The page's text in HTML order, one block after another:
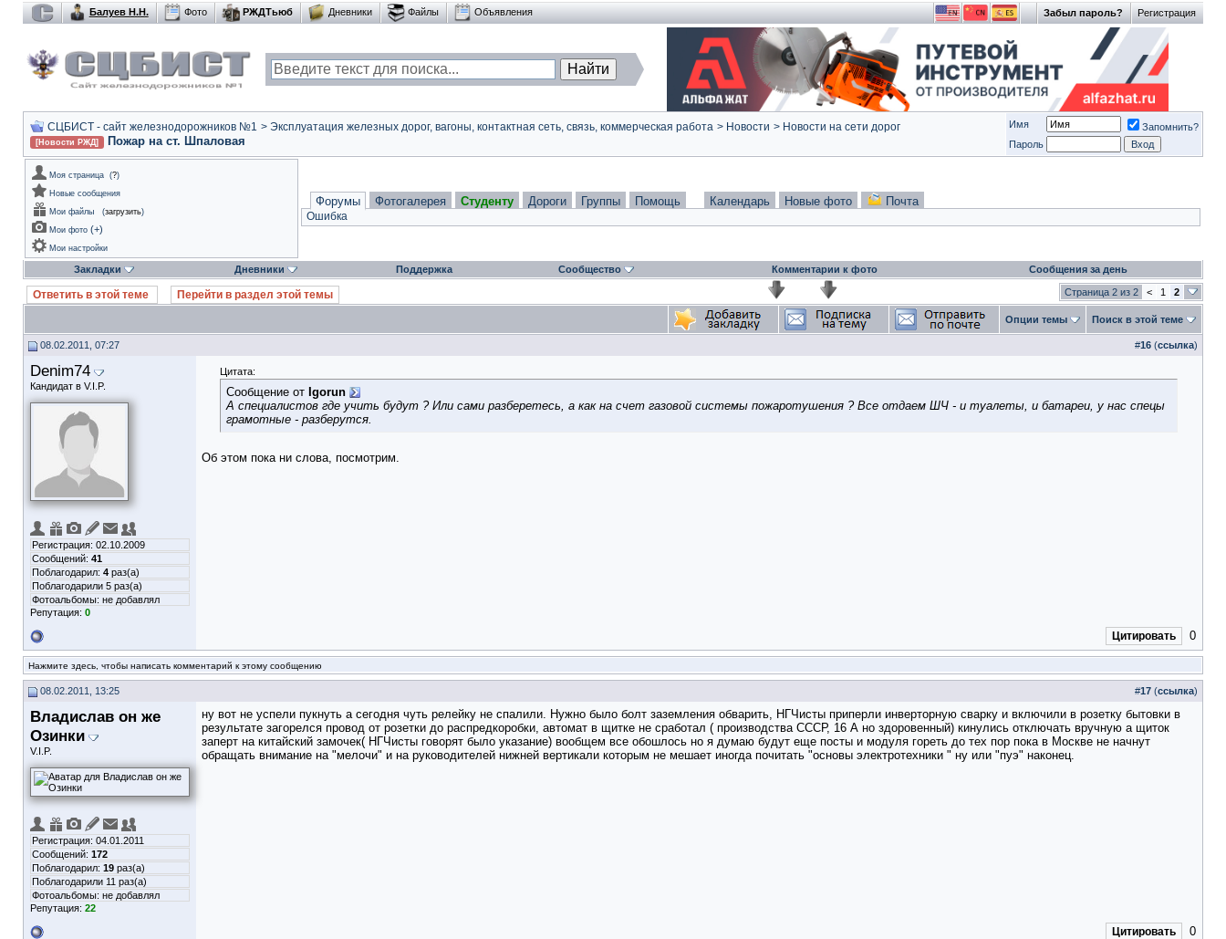
Регистрация
Забыл пароль?
Балуев Н.Н. Фото РЖДТьюб Дневники Файлы Объявления
СЦБИСТ - сайт железнодорожников №1 > Эксплуатация железных дорог, вагоны, контактная сеть, связь, коммерческая работа > Новости > Новости на сети дорог
[Новости РЖД] Пожар на ст. Шпаловая
Имя
Запомнить?
Пароль
Моя страница (?)
Новые сообщения
Мои файлы
(загрузить)
Мои фото (+)
Мои настройки
Форумы Фотогалерея Студенту Дороги Группы Помощь Календарь Новые фото Почта
Ошибка
Закладки Дневники Поддержка Сообщество Комментарии к фото Сообщения за день
Ответить в этой теме Перейти в раздел этой темы Страница 2 из 2 < 1 2
Опции темы Поиск в этой теме
08.02.2011, 07:27 #16 (ссылка)
Denim74
Кандидат в V.I.P.
Регистрация: 02.10.2009
Сообщений: 41
Поблагодарил: 4 раз(а)
Поблагодарили 5 раз(а)
Фотоальбомы: не добавлял
Репутация: 0
Цитата:
Сообщение от Igorun
А специалистов где учить будут ? Или сами разберетесь, а как на счет газовой системы пожаротушения ? Все отдаем ШЧ - и туалеты, и батареи, у нас спецы
грамотные - разберутся.
Об этом пока ни слова, посмотрим.
Цитировать 0
Нажмите здесь, чтобы написать комментарий к этому сообщению
08.02.2011, 13:25 #17 (ссылка)
Владислав он же
Озинки
V.I.P.
Регистрация: 04.01.2011
Сообщений: 172
Поблагодарил: 19 раз(а)
Поблагодарили 11 раз(а)
Фотоальбомы: не добавлял
Репутация: 22
ну вот не успели пукнуть а сегодня чуть релейку не спалили. Нужно было болт заземления обварить, НГЧисты приперли инверторную сварку и включили в розетку бытовки в
результате загорелся провод от розетки до распредкоробки, автомат в щитке не сработал ( производства СССР, 16 А но здоровенный) кинулись отключать вручную а щиток
заперт на китайский замочек( НГЧисты говорят было указание) вообщем все обошлось но я думаю будут еще посты и модуля гореть до тех пор пока в Москве не начнут
обращать внимание на "мелочи" и на руководителей нижней вертикали которым не мешает иногда почитать "основы электротехники " ну или "пуэ" наконец.
Цитировать 0